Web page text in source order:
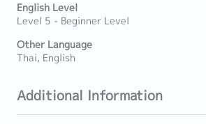
English Level
Level 5 - Beginner Level
Other Language
Thai, English
Additional Information